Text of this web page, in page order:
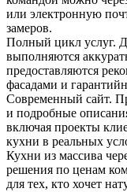
или электронную
замеров.
Полный цикл услуг.
выполняются
предоставляются
фасадами и
Современный сайт.
и подробные
включая проекты
кухни в реальных
Кухни из массива
решения по ценам
для тех, кто хочет